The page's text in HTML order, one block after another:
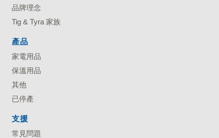
品牌理念
Tig & Tyra 家族
產品
家電用品
保溫用品
其他
已停產
支援
常見問題